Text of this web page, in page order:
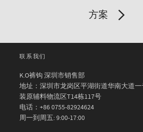
方案
联系我们
K.O裤钩 深圳市销售部
地址：深圳市龙岗区平湖街道华南大道
装原辅料物流区T14栋117号
电话：+86 0755-82924624
周一到周五: 9:00-17:00